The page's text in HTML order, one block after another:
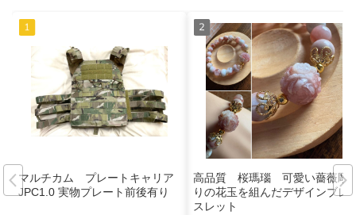
マルチカム プレートキャリア
JPC1.0 実物プレート前後有り
高品質 桜瑪瑙 可愛い薔薇彫
りの花玉を組んだデザインブレ
スレット